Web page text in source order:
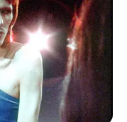
estatutário ou
o que muda
carreira.